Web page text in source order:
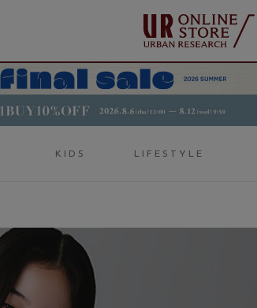
KIDS LIFESTYLE